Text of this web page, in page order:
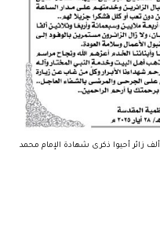
العتبة الكاظمية: أكثر من أربعة ملايين و734 ألف زائر أحيوا ذكرى شهادة الإمام محمد